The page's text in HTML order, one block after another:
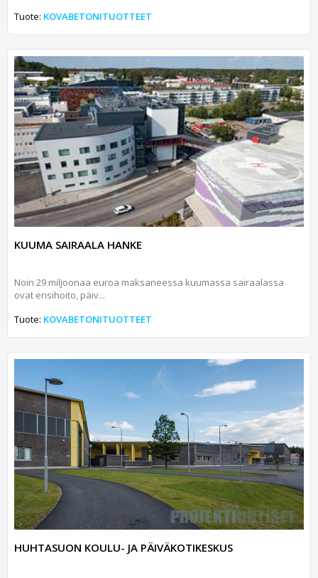
Tuote: KOVABETONITUOTTEET
KUUMA SAIRAALA HANKE
Noin 29 miljoonaa euroa maksaneessa kuumassa sairaalassa
ovat ensihoito, päiv...
Tuote: KOVABETONITUOTTEET
HUHTASUON KOULU- JA PÄIVÄKOTIKESKUS